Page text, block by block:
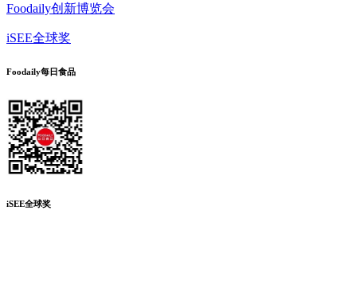
Foodaily创新博览会
iSEE全球奖
Foodaily每日食品
iSEE全球奖